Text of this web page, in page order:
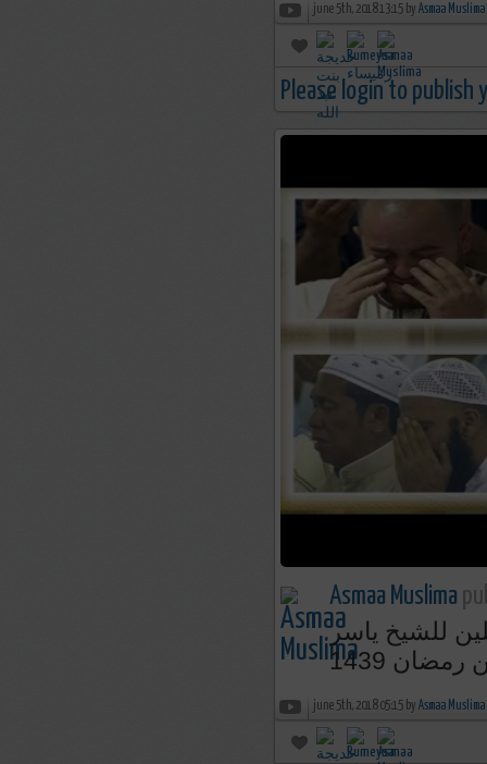
june 5th, 2018 13:15 by Asmaa Muslima
Please login to publish
Asmaa Muslima
للشيخ ياسر
june 5th, 2018 05:15 by Asmaa Muslima